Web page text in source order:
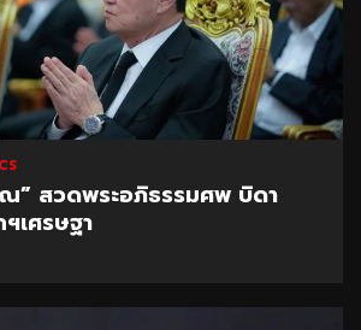
” สวดพระอภิธรรมศพ บิดา
เศรษฐา